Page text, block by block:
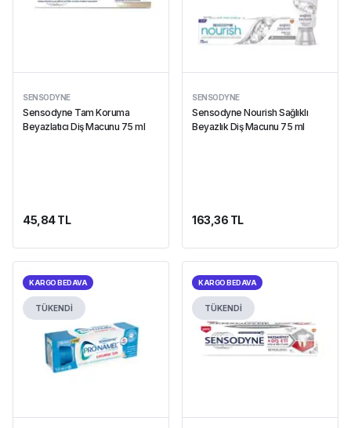
SENSODYNE
Sensodyne Tam Koruma
Beyazlatıcı Diş Macunu 75 ml
45,84 TL
SENSODYNE
Sensodyne Nourish Sağlıklı
Beyazlık Diş Macunu 75 ml
163,36 TL
KARGO BEDAVA
TÜKENDİ
KARGO BEDAVA
TÜKENDİ